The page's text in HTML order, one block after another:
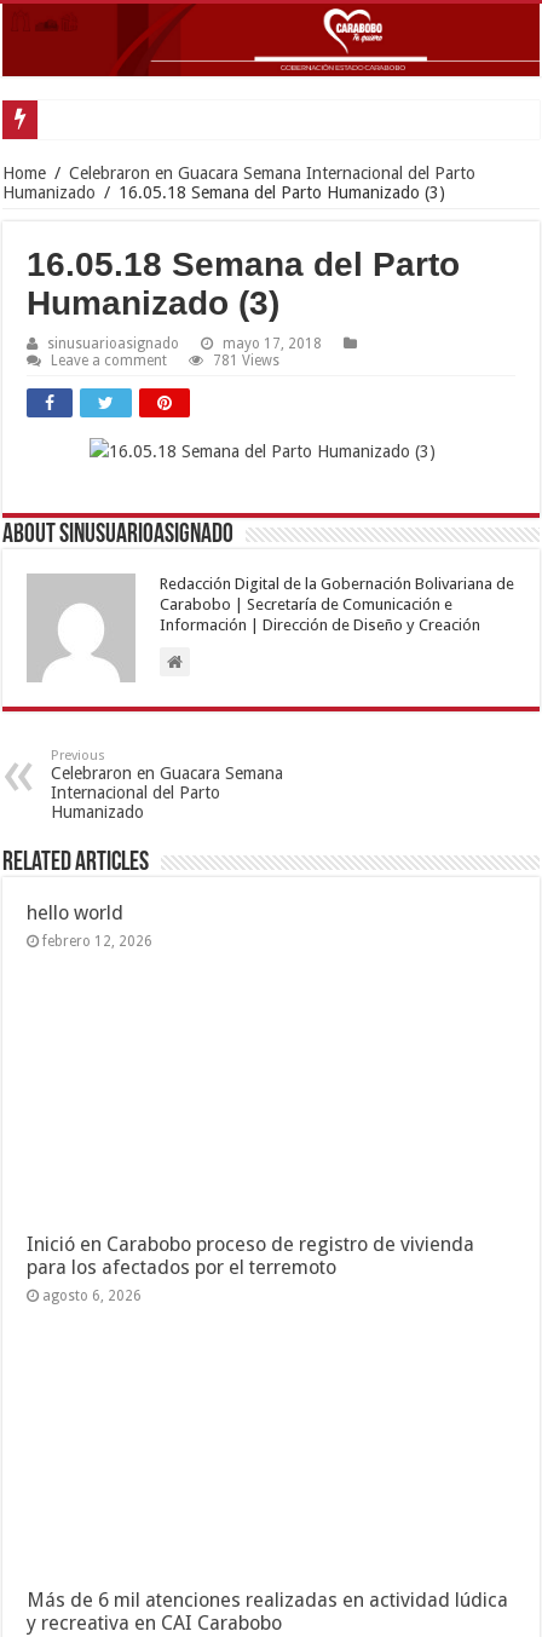
Home / Celebraron en Guacara Semana Internacional del Parto
Humanizado / 16.05.18 Semana del Parto Humanizado (3)
16.05.18 Semana del Parto
Humanizado (3)
sinusuarioasignado
mayo 17, 2018
Leave a comment
781 Views
About sinusuarioasignado
Redacción Digital de la Gobernación Bolivariana de
Carabobo | Secretaría de Comunicación e
Información | Dirección de Diseño y Creación
Previous
Celebraron en Guacara Semana
Internacional del Parto
Humanizado
Related Articles
hello world
febrero 12, 2026
Inició en Carabobo proceso de registro de vivienda
para los afectados por el terremoto
agosto 6, 2026
Más de 6 mil atenciones realizadas en actividad lúdica
y recreativa en CAI Carabobo